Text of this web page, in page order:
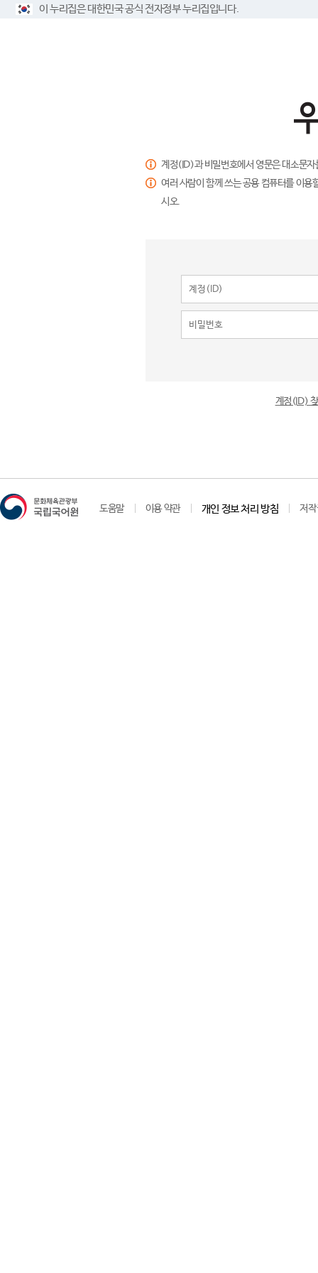
이 누리집은 대한민국 공식 전자정부 누리집입니다.
계정(ID)과 비밀번호에서 영문은 대소문
여러 사람이 함께 쓰는 공용 컴퓨터를 이
시오.
계정(ID)
도움말 이용 약관 개인 정보 처리 방침 저